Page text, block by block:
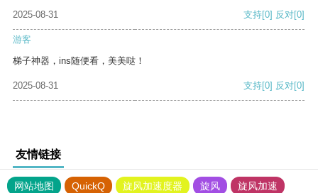
2025-08-31 支持[0] 反对[0]
游客
梯子神器，ins随便看，美美哒！
2025-08-31 支持[0] 反对[0]
友情链接
网站地图 QuickQ 旋风加速度器 旋风 旋风加速